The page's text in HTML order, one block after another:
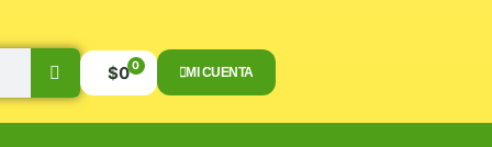
$0 0 MI CUENTA